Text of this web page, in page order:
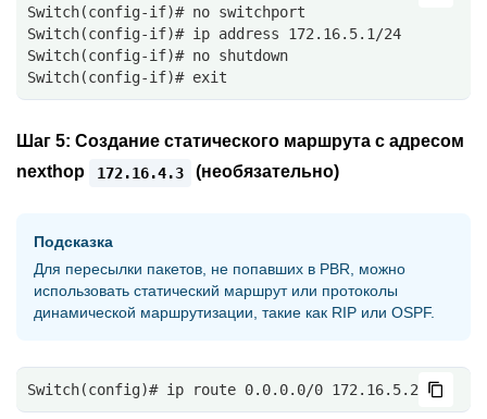
Switch(config-if)# no switchport
Switch(config-if)# ip address 172.16.5.1/24
Switch(config-if)# no shutdown
Switch(config-if)# exit
Шаг 5: Создание статического маршрута с адресом
nexthop
172.16.4.3 (необязательно)
Подсказка
Для пересылки пакетов, не попавших в PBR, можно
использовать статический маршрут или протоколы
динамической маршрутизации, такие как RIP или OSPF.
Switch(config)# ip route 0.0.0.0/0 172.16.5.2